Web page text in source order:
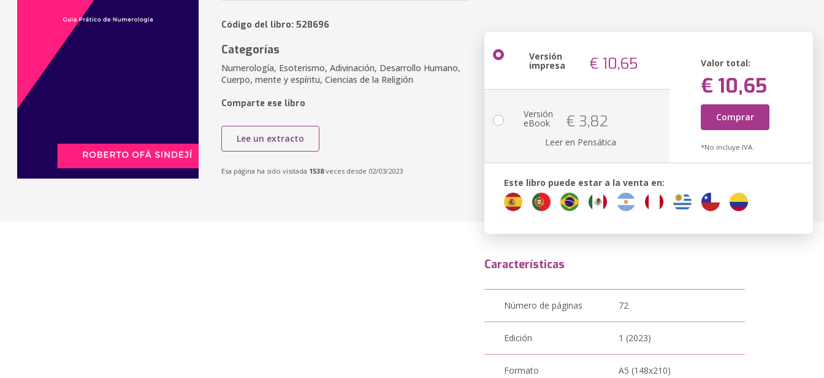
Código del libro: 528696
Categorías
Numerología, Esoterismo, Adivinación, Desarrollo Humano,
Cuerpo, mente y espíritu, Ciencias de la Religión
Comparte ese libro
Lee un extracto
Esa página ha sido visitada 1538veces desde 02/03/2023
Versión
impresa € 10,65 Valor total:
€ 10,65
Comprar
*No incluye IVA.
Versión
eBook € 3,82
Leer en Pensática
Este libro puede estar a la venta en:
Características
Número de páginas 72
Edición 1 (2023)
Formato A5 (148x210)